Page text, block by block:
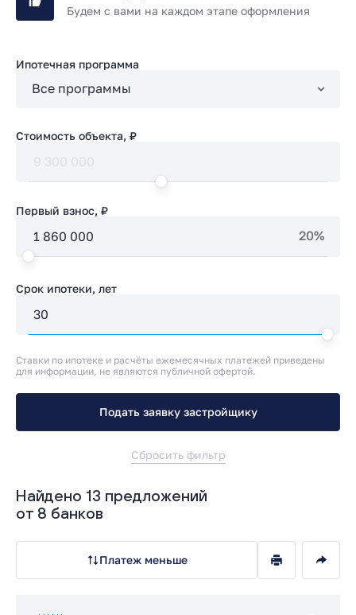
Будем с вами на каждом этапе оформления
Ипотечная программа
Стоимость объекта, ₽
Первый взнос, ₽
20%
Срок ипотеки, лет
Ставки по ипотеке и расчёты ежемесячных платежей приведены
для информации, не являются публичной офертой.
Подать заявку застройщику
Сбросить фильтр
Найдено 13 предложений
от 8 банков
Платеж меньше